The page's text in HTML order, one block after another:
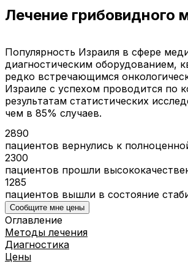
Лечение грибовидного
Популярность Израиля в сфере
диагностическим оборудованием,
редко встречающимся
Израиле с успехом проводится по
результатам статистических
чем в 85% случаев.
2890
пациентов вернулись к
2300
пациентов прошли
1285
пациентов вышли в состояние
Сообщите мне цены
Оглавление
Методы лечения
Диагностика
Цены